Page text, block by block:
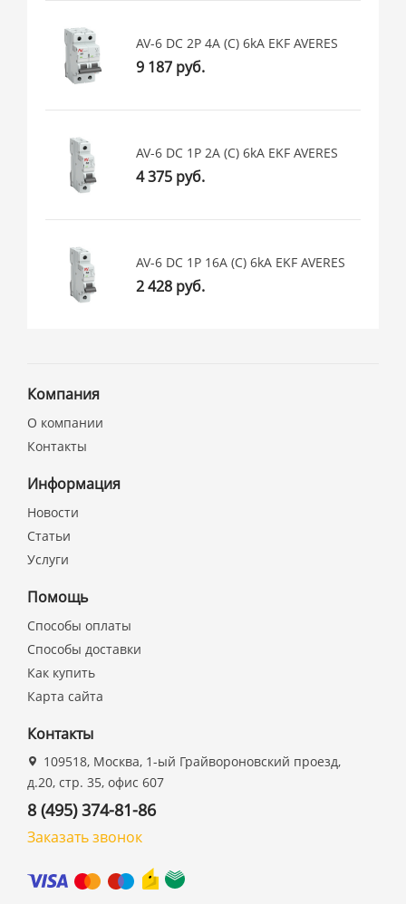
AV-6 DC 2P 4A (C) 6kA EKF AVERES
9 187 руб.
AV-6 DC 1P 2A (C) 6kA EKF AVERES
4 375 руб.
AV-6 DC 1P 16A (C) 6kA EKF AVERES
2 428 руб.
Компания
О компании
Контакты
Информация
Новости
Статьи
Услуги
Помощь
Способы оплаты
Способы доставки
Как купить
Карта сайта
Контакты
109518, Москва, 1-ый Грайвороновский проезд,
д.20, стр. 35, офис 607
8 (495) 374-81-86
Заказать звонок